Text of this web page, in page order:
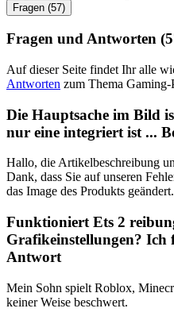
Fragen (57)
Fragen und Antworten
Auf dieser Seite findet Ihr alle
Antworten zum Thema Gaming-
Die Hauptsache im Bild
nur eine integriert ist ...
Hallo, die Artikelbeschreibung
Dank, dass Sie auf unseren
das Image des Produkts geändert.
Funktioniert Ets 2
Grafikeinstellungen? Ich
Antwort
Mein Sohn spielt Roblox,
keiner Weise beschwert.